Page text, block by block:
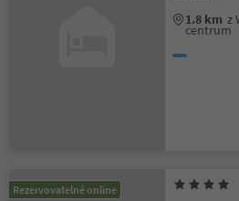
1.8 km z
centrum
Rezervovatelné online